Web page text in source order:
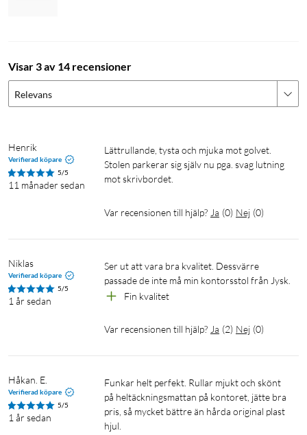
Visar 3 av 14 recensioner
Relevans
Henrik
Verifierad köpare
5/5
11 månader sedan
Lättrullande, tysta och mjuka mot golvet.
Stolen parkerar sig själv nu pga. svag lutning
mot skrivbordet.
Var recensionen till hjälp? Ja (0) Nej (0)
Niklas
Verifierad köpare
5/5
1 år sedan
Ser ut att vara bra kvalitet. Dessvärre
Fin kvalitet
Var recensionen till hjälp? Ja (2) Nej (0)
Håkan. E.
Verifierad köpare
5/5
1 år sedan
Funkar helt perfekt. Rullar mjukt och skönt
på heltäckningsmattan på kontoret, jätte bra
pris, så mycket bättre än hårda original plast
hjul.